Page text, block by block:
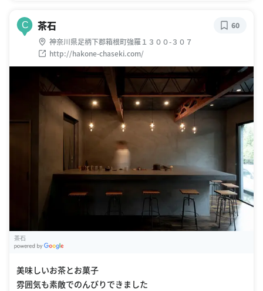
C 茶石
神奈川県足柄下郡箱根町強羅１３００-３０７
http://hakone-chaseki.com/
60
茶石
美味しいお茶とお菓子
雰囲気も素敵でのんびりできました